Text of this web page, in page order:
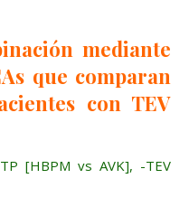
mediante
que comparan
con TEV
[HBPM vs AVK], -TEV